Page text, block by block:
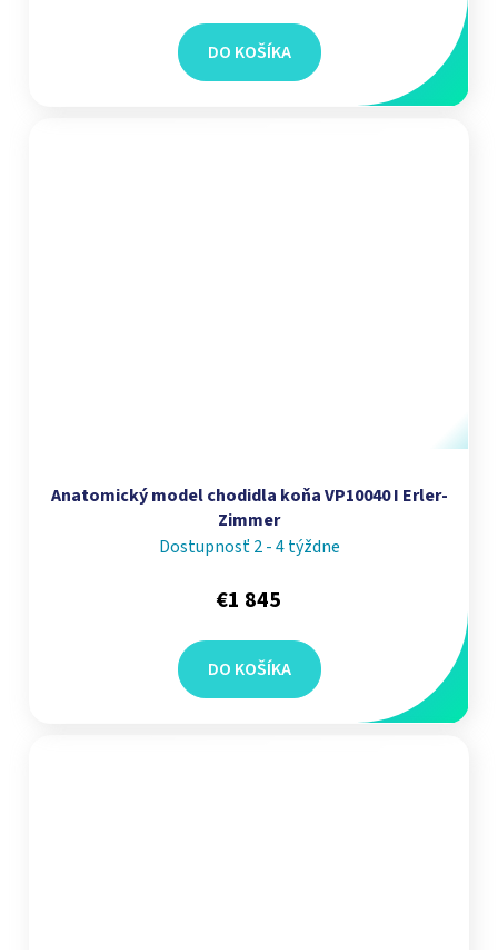
DO KOŠÍKA
Anatomický model chodidla koňa VP10040 I Erler-
Zimmer
Dostupnosť 2 - 4 týždne
€1 845
DO KOŠÍKA